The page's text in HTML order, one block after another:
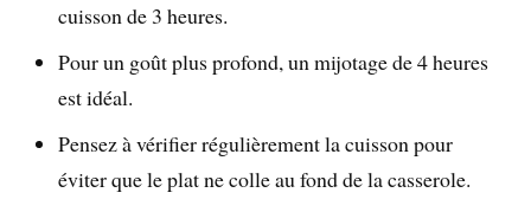
cuisson de 3 heures.
Pour un goût plus profond, un mijotage de 4 heures
est idéal.
Pensez à vérifier régulièrement la cuisson pour
éviter que le plat ne colle au fond de la casserole.